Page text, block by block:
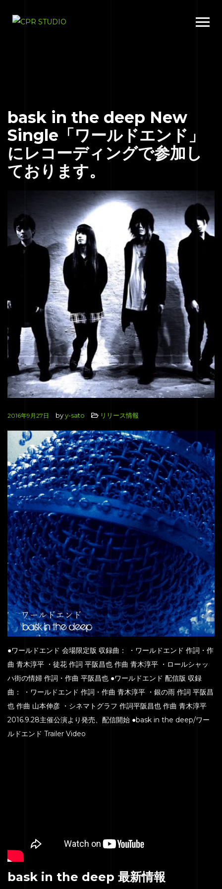
bask in the deep New
Single「ワールドエンド」
にレコーディングで参加し
ております。
2016年9月27日 byy-sato リリース情報
●ワールドエンド 会場限定版 収録曲： ・ワールドエンド 作詞・作
曲 青木淳平 ・徒花 作詞 平阪昌也 作曲 青木淳平 ・ロールシャッ
ハ街の情婦 作詞・作曲 平阪昌也 ●ワールドエンド 配信版 収録
曲： ・ワールドエンド 作詞・作曲 青木淳平 ・銀の雨 作詞 平阪昌
也 作曲 山本伸彦 ・シネマトグラフ 作詞平阪昌也 作曲 青木淳平
2016.9.28主催公演より発売、配信開始 ●bask in the deep/ワー
ルドエンド Trailer Video
bask in the deep 最新情報